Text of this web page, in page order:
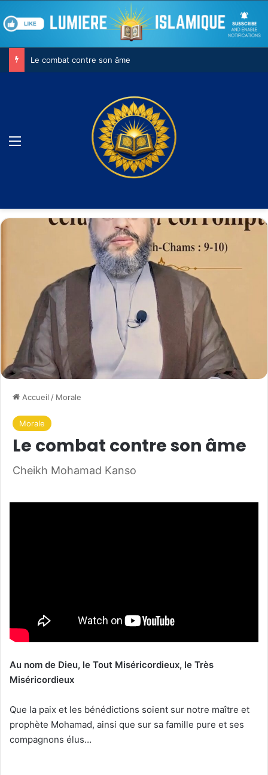
Le combat contre son âme
Accueil / Morale
Morale
Le combat contre son âme
Cheikh Mohamad Kanso
Au nom de Dieu, le Tout Miséricordieux, le Très
Miséricordieux
Que la paix et les bénédictions soient sur notre maître et
prophète Mohamad, ainsi que sur sa famille pure et ses
compagnons élus…